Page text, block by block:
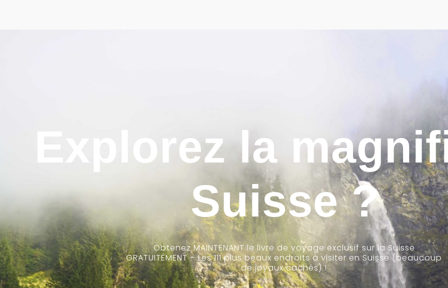
Explorez la
Suisse ?
Obtenez MAINTENANT le livre de voyage exclusif sur la Suisse
GRATUITEMENT – Les 111 plus beaux endroits à visiter en Suisse (beaucoup
de joyaux cachés) !